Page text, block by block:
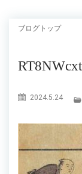
ブログトップ
2024.5.24